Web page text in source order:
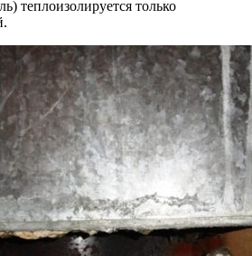
теплоизолируется только